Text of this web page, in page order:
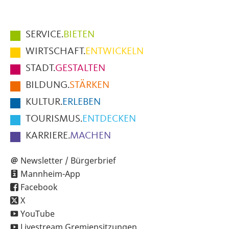
Hauptmenüpunkte
im
Fußbereich
der
Seite
SERVICE.BIETEN
WIRTSCHAFT.ENTWICKELN
STADT.GESTALTEN
BILDUNG.STÄRKEN
KULTUR.ERLEBEN
TOURISMUS.ENTDECKEN
KARRIERE.MACHEN
Newsletter / Bürgerbrief
Mannheim-App
Facebook
X
YouTube